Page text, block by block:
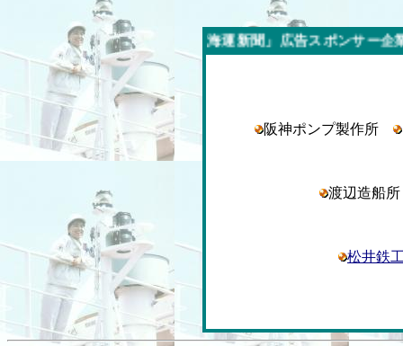
今週の「内航海運新聞」広告スポンサー企業
阪神ポンプ製作所
渡辺造船
松井鉄